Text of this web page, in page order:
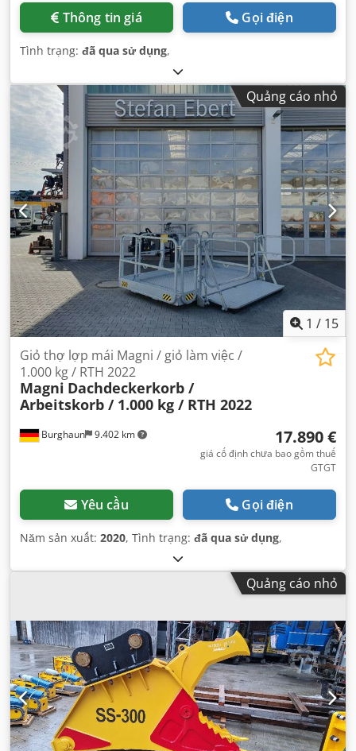
Thông tin giá Gọi điện
Tình trạng: đã qua sử dụng,
Quảng cáo nhỏ
1 / 15
Burghaun 9.402 km
Giỏ thợ lợp mái Magni / giỏ làm việc /
1.000 kg / RTH 2022
Magni Dachdeckerkorb /
Arbeitskorb / 1.000 kg / RTH 2022
17.890 €
giá cố định chưa bao gồm thuế
GTGT
Yêu cầu Gọi điện
Năm sản xuất: 2020, Tình trạng: đã qua sử dụng,
Quảng cáo nhỏ